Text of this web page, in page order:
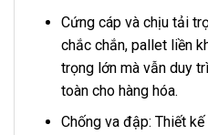
Cứng cáp và chịu tải
chắc chắn, pallet liền
trọng lớn mà vẫn duy
toàn cho hàng hóa.
Chống va đập: Thiết